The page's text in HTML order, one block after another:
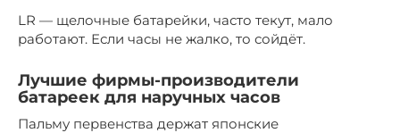
LR — щелочные батарейки, часто текут, мало
работают. Если часы не жалко, то сойдёт.
Лучшие фирмы-производители
батареек для наручных часов
Пальму первенства держат японские